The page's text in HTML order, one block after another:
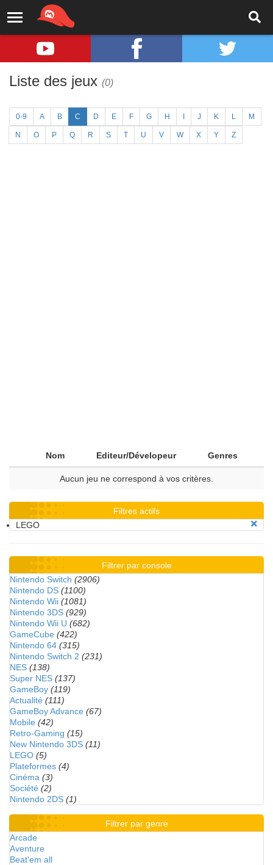
Liste des jeux (0)
0-9 A B C D E F G H J K L M
N O P Q R S T U V W X Y Z
Nom Editeur/Dévelopeur Genres
Aucun jeu ne correspond à vos critères.
Filtres actifs
LEGO
Filtrer par console
Nintendo Switch (2906)
Nintendo DS (1100)
Nintendo Wii (1081)
Nintendo 3DS (929)
Nintendo Wii U (682)
GameCube (422)
Nintendo 64 (315)
Nintendo Switch 2 (231)
NES (138)
Super NES (137)
GameBoy (119)
Actualité (111)
GameBoy Advance (67)
Mobile (42)
Retro-Gaming (15)
New Nintendo 3DS (11)
LEGO (5)
Plateformes (4)
Cinéma (3)
Société (2)
Nintendo 2DS (1)
Filtrer par genre
Arcade
Aventure
Beat'em all